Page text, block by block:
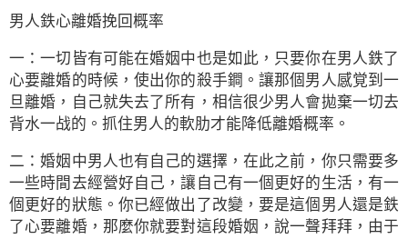
男人鉄心離婚挽回概率
一：一切皆有可能在婚姻中也是如此，只要你在男人鉄了
心要離婚的時候，使出你的殺手鐧。讓那個男人感覚到一
旦離婚，自己就失去了所有，相信很少男人會拋棄一切去
背水一战的。抓住男人的軟肋才能降低離婚概率。
二：婚姻中男人也有自己的選擇，在此之前，你只需要多
一些時間去經營好自己，讓自己有一個更好的生活，有一
個更好的狀態。你已經做出了改變，要是這個男人還是鉄
了心要離婚，那麼你就要對這段婚姻，說一聲拜拜，由于